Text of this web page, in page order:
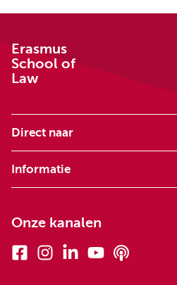
Erasmus
School of
Law
Direct naar
Informatie
Onze kanalen
FacebookInstagramLinkedinYoutube